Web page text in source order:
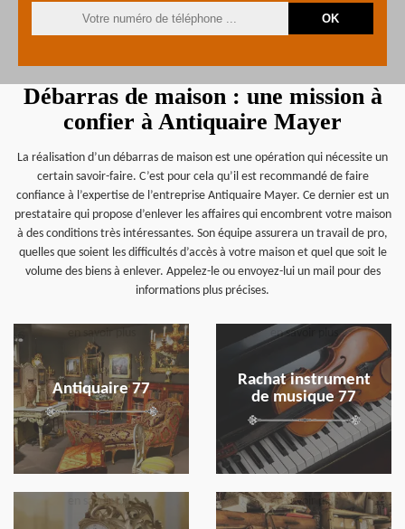
Débarras de maison : une mission à
confier à Antiquaire Mayer
La réalisation d’un débarras de maison est une opération qui nécessite un
certain savoir-faire. C’est pour cela qu’il est recommandé de faire
confiance à l’expertise de l’entreprise Antiquaire Mayer. Ce dernier est un
prestataire qui propose d’enlever les affaires qui encombrent votre maison
à des conditions très intéressantes. Son équipe assurera un travail de pro,
quelles que soient les difficultés d’accès à votre maison et quel que soit le
volume des biens à enlever. Appelez-le ou envoyez-lui un mail pour des
informations plus précises.
Antiquaire 77
en savoir plus
Rachat instrument
de musique 77
en savoir plus
en savoir plus en savoir plus